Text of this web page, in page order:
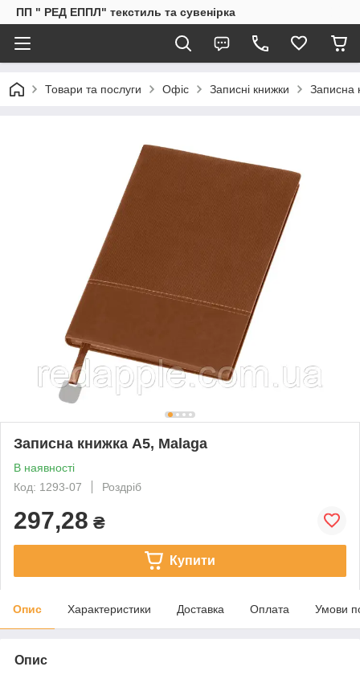
ПП " РЕД ЕППЛ" текстиль та сувенірка
Товари та послуги Офіс Записні книжки Записна
Записна книжка A5, Malaga
В наявності
Код: 1293-07
Роздріб
297,28 ₴
Купити
Опис Характеристики Доставка Оплата Умови
Опис